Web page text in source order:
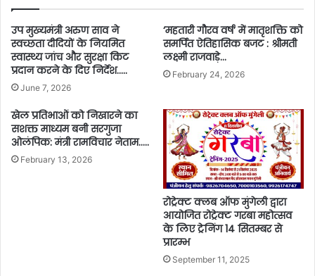
उप मुख्यमंत्री अरुण साव ने
स्वच्छता दीदियों के नियमित
स्वास्थ्य जांच और सुरक्षा किट
प्रदान करने के दिए निर्देश…..
June 7, 2026
‘महतारी गौरव वर्ष’ में मातृशक्ति को
समर्पित ऐतिहासिक बजट : श्रीमती
लक्ष्मी राजवाड़े…
February 24, 2026
खेल प्रतिभाओं को निखारने का
सशक्त माध्यम बनी सरगुजा
ओलंपिक: मंत्री रामविचार नेताम…..
February 13, 2026
रोट्रेक्ट क्लब ऑफ मुंगेली द्वारा
आयोजित रोट्रेक्ट गरबा महोत्सव
के लिए ट्रेनिंग 14 सितम्बर से
प्रारम्भ
September 11, 2025